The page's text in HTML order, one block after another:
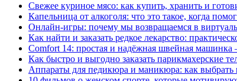
Свежее куриное мясо: как купить, хранить и
Капельница от алкоголя: что это такое, когда
Онлайн-игры: почему мы возвращаемся в
Как найти и заказать редкое лекарство:
Comfort 14: простая и надёжная швейная машинка
Как быстро и выгодно заказать парикмахерские
Аппараты для педикюра и маникюра: как выбрать